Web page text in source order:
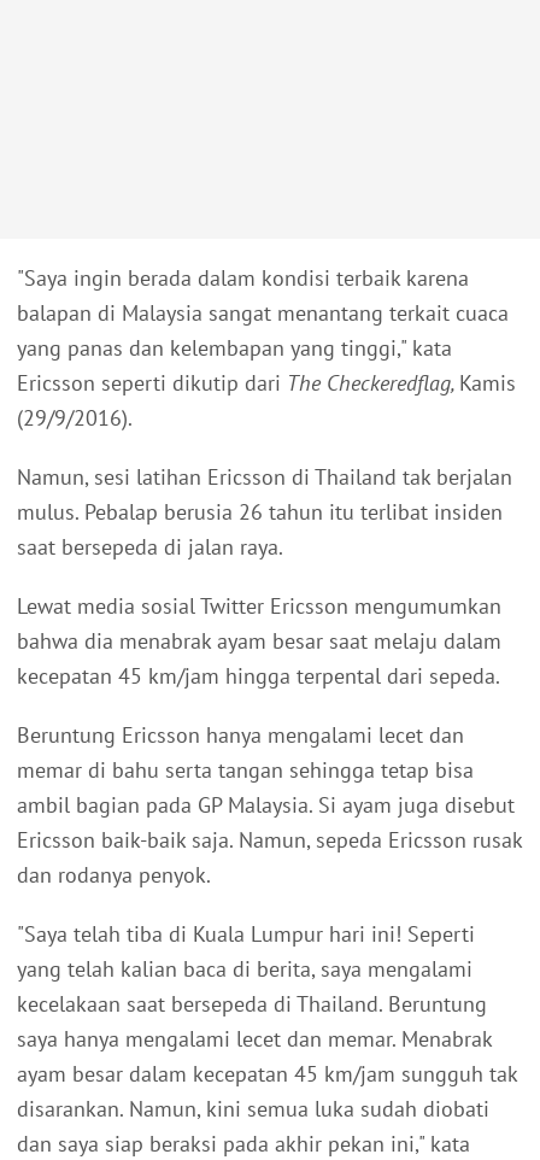
"Saya ingin berada dalam kondisi terbaik karena
balapan di Malaysia sangat menantang terkait cuaca
yang panas dan kelembapan yang tinggi," kata
Ericsson seperti dikutip dari The Checkeredflag, Kamis
(29/9/2016).
Namun, sesi latihan Ericsson di Thailand tak berjalan
mulus. Pebalap berusia 26 tahun itu terlibat insiden
saat bersepeda di jalan raya.
Lewat media sosial Twitter Ericsson mengumumkan
bahwa dia menabrak ayam besar saat melaju dalam
kecepatan 45 km/jam hingga terpental dari sepeda.
Beruntung Ericsson hanya mengalami lecet dan
memar di bahu serta tangan sehingga tetap bisa
ambil bagian pada GP Malaysia. Si ayam juga disebut
Ericsson baik-baik saja. Namun, sepeda Ericsson rusak
dan rodanya penyok.
"Saya telah tiba di Kuala Lumpur hari ini! Seperti
yang telah kalian baca di berita, saya mengalami
kecelakaan saat bersepeda di Thailand. Beruntung
saya hanya mengalami lecet dan memar. Menabrak
ayam besar dalam kecepatan 45 km/jam sungguh tak
disarankan. Namun, kini semua luka sudah diobati
dan saya siap beraksi pada akhir pekan ini," kata